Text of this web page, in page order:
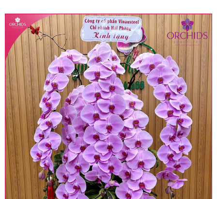
• Giá trên được miễn ship giao trong nội thành,
miễn phí in thiệp - banner theo yêu cầu khách
hàng.
• Beautiful Orchids liên kết với các cửa hàng
trên toàn quốc để phục vụ giao hoa tận nơi, mỗi
khu vực sẽ có mức giá khác nhau (tùy vào chi
phí mặt bằng, nguyên vật liệu,..) nên giá có thể sẽ
thay đổi so với giá niêm yết trên website. Khách
hàng ở Tỉnh thành khác vui lòng chủ động hỏi lại
giá trước khi đặt hàng, shop sẽ chủ động báo giá
chính xác khi có địa chỉ giao hàng cụ thể.